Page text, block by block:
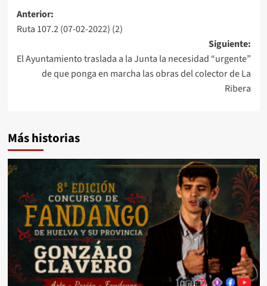
Anterior:
Ruta 107.2 (07-02-2022) (2)
Siguiente:
El Ayuntamiento traslada a la Junta la necesidad “urgente”
de que ponga en marcha las obras del colector de La
Ribera
Más historias